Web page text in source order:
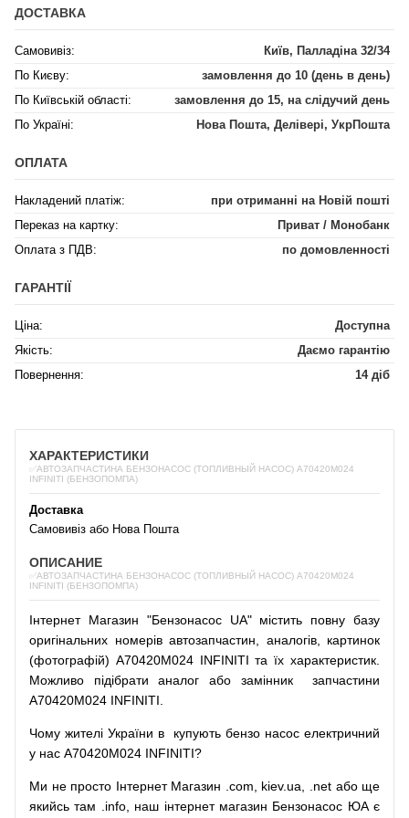
ДОСТАВКА
Самовивіз:
Київ, Палладіна 32/34
По Києву:
замовлення до 10 (день в день)
По Київській області:
замовлення до 15, на слідучий день
По Україні:
Нова Пошта, Делівері, УкрПошта
ОПЛАТА
Накладений платіж:
при отриманні на Новій пошті
Переказ на картку:
Приват / Монобанк
Оплата з ПДВ:
по домовленності
ГАРАНТІЇ
Ціна:
Доступна
Якість:
Даємо гарантію
Повернення:
14 діб
ХАРАКТЕРИСТИКИ
✅АВТОЗАПЧАСТИНА БЕНЗОНАСОС (ТОПЛИВНЫЙ НАСОС) A70420M024
INFINITI (БЕНЗОПОМПА)
Доставка
Самовивіз або Нова Пошта
ОПИСАНИЕ
✅АВТОЗАПЧАСТИНА БЕНЗОНАСОС (ТОПЛИВНЫЙ НАСОС) A70420M024
INFINITI (БЕНЗОПОМПА)
Інтернет Магазин "Бензонасос UA" містить повну базу
оригінальних номерів автозапчастин аналогів,
картинок
(фотографій) A70420M024 INFINITI та їх характеристик.
Можливо
підібрати аналог або замінникзапчастини
A70420M024 INFINITI.
Чому жителі України в купують бензо насос електричний
у нас A70420M024 INFINITI?
Ми не просто Інтернет Магазин .com kiev.ua .net або ще
якийсь там .info, наш інтернет магазин Бензонасос ЮА є